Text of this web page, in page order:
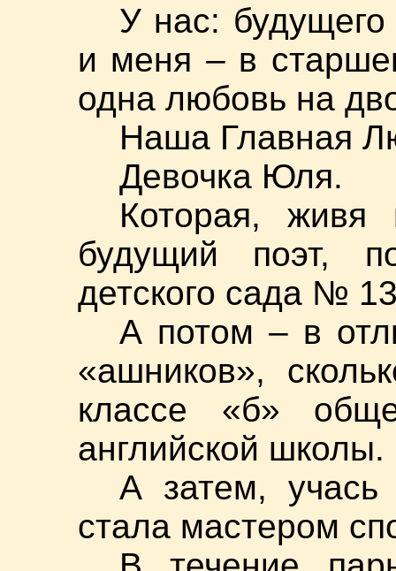
У нас:
и меня – в
одна любовь на
Наша Главная
Девочка Юля.
Которая,
будущий поэт,
детского сада №
А потом – в
«ашников»,
классе «б»
английской школы.
А затем,
стала мастером